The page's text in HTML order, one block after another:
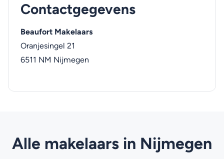
Contactgegevens
Beaufort Makelaars
Oranjesingel 21
6511 NM Nijmegen
Alle makelaars in Nijmegen